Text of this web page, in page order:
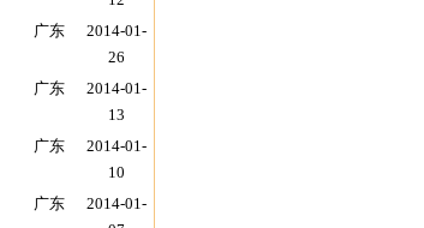
广东
2014-01-
26
广东
2014-01-
13
广东
2014-01-
10
广东
2014-01-